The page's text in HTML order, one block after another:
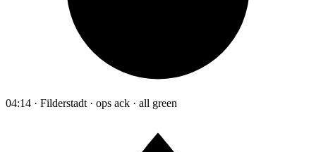
04:14 · Filderstadt · ops ack · all green